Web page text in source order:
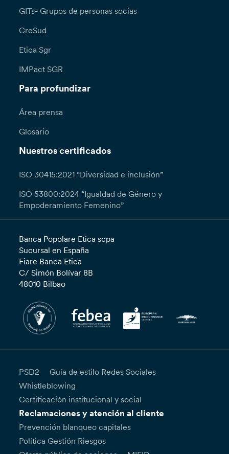
GITs- Grupos de personas socias
CreSud
Etica Sgr
IMPact SGR
Para profundizar
Área prensa
Glosario
Nuestros certificados
ISO 30415:2021 “Diversidad e inclusión”
ISO 53800:2024 “Igualdad de Género y
Empoderamiento Femenino”
Banca Popolare Etica scpa
Sucursal en España
Fiare Banca Etica
C/ Simón Bolívar 8B
48010 Bilbao
PSD2
Guía de estilo Redes Sociales
Whistleblowing
Certificación institucional y social
Reclamaciones y atención al cliente
Prevención blanqueo capitales
Política Gestión Riesgos